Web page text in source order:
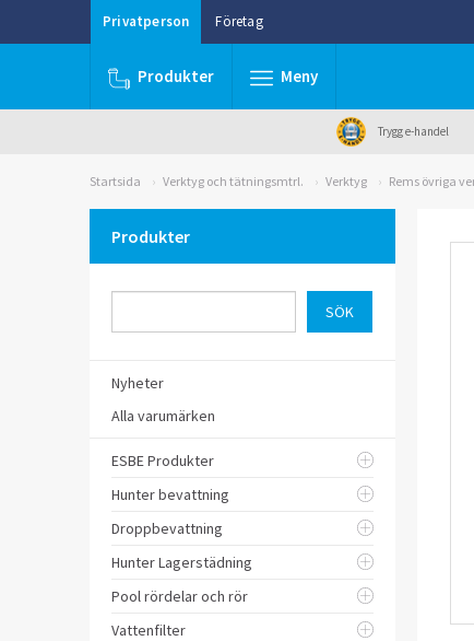
Privatperson Företag
Produkter Meny
Trygg e-handel
Startsida Verktyg och tätningsmtrl. Verktyg Rems övriga
Produkter
Nyheter
Alla varumärken
ESBE Produkter
Hunter bevattning
Droppbevattning
Hunter Lagerstädning
Pool rördelar och rör
Vattenfilter